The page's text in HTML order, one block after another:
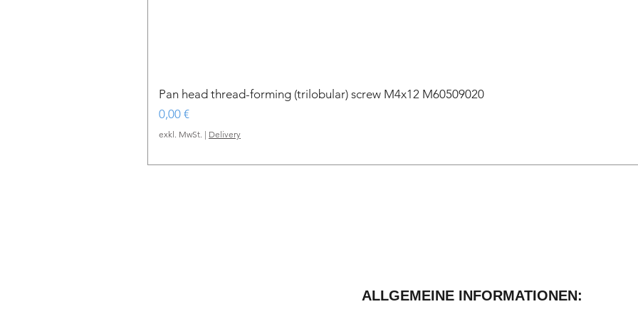
Pan head thread-forming (trilobular) screw M4x12 M60509020
Preis
0,00 €
exkl. MwSt. | Delivery
ALLGEMEINE INFORMATIONEN: